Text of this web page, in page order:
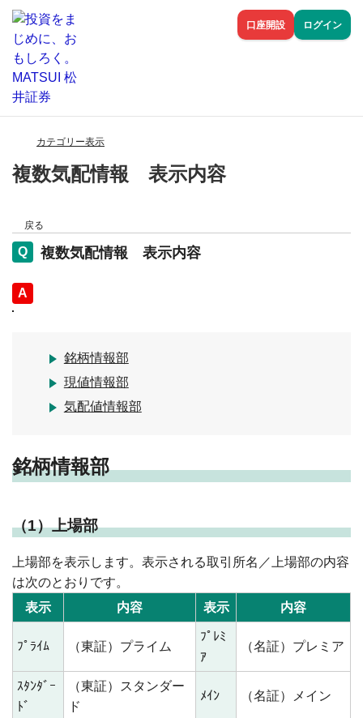
口座開設 ログイン
カテゴリー表示
複数気配情報 表示内容
戻る
複数気配情報 表示内容
回答
銘柄情報部
現値情報部
気配値情報部
銘柄情報部
（1）上場部
上場部を表示します。表示される取引所名／上場部の内容
は次のとおりです。
表示
内容 表示 内容
ﾌﾟﾗｲﾑ （東証）プライム
ﾌﾟﾚﾐ
ｱ
（名証）プレミア
ｽﾀﾝﾀﾞｰ
ﾄﾞ
（東証）スタンダー
ド
ﾒｲﾝ （名証）メイン